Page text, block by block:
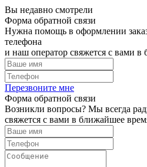
Вы недавно смотрели
Форма обратной связи
Нужна помощь в оформлении
телефона
и наш оператор свяжется с вами в
Перезвоните мне
Форма обратной связи
Возникли вопросы? Мы всегда
свяжется с вами в ближайшее